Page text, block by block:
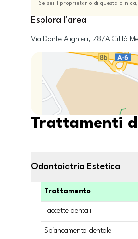
Se sei il proprietario di questa
Esplora l'area
Via Dante Alighieri, 78/A Città
Trattamenti
Odontoiatria Estetica
Trattamento
Faccette dentali
Sbiancamento dentale